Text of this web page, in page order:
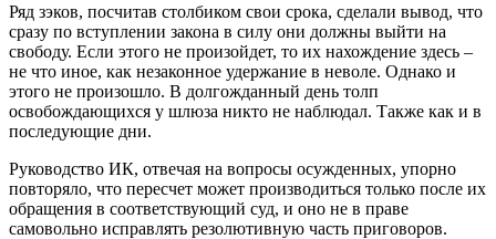
Ряд зэков, посчитав столбиком свои срока, сделали вывод, что
сразу по вступлении закона в силу они должны выйти на
свободу. Если этого не произойдет, то их нахождение здесь –
не что иное, как незаконное удержание в неволе. Однако и
этого не произошло. В долгожданный день толп
освобождающихся у шлюза никто не наблюдал. Также как и в
последующие дни.
Руководство ИК, отвечая на вопросы осужденных, упорно
повторяло, что пересчет может производиться только после их
обращения в соответствующий суд, и оно не в праве
самовольно исправлять резолютивную часть приговоров.